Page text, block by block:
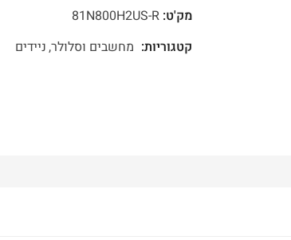
מק'ט: 81N800H2US-R
קטגוריות: מחשבים וסלולר ניידים